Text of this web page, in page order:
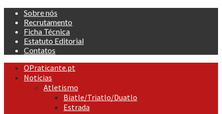
Skip
content
Sobre nós
Recrutamento
Ficha Técnica
Estatuto Editorial
Contatos
Primary
Menu
OPraticante.pt
Noticias
Atletismo
Biatle/Triatlo/Duatlo
Estrada